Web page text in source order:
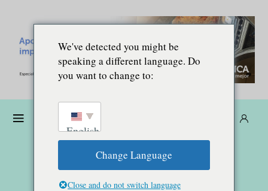
We've detected you might be
speaking a different language. Do
you want to change to:
English
Change Language
Close and do not switch language